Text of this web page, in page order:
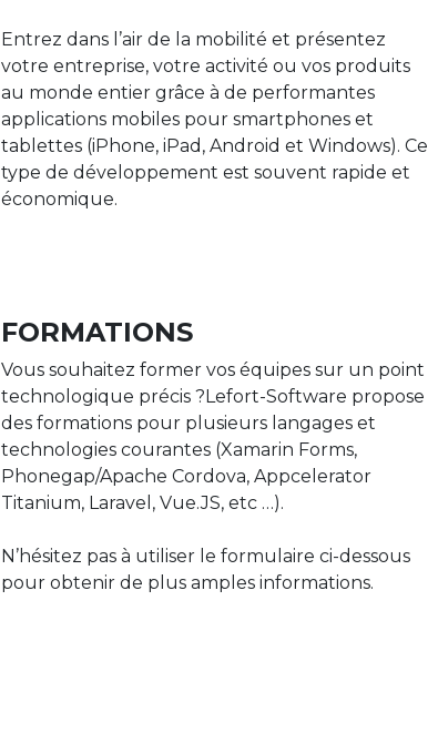
Entrez dans l’air de la mobilité et présentez
votre entreprise, votre activité ou vos produits
au monde entier grâce à de performantes
applications mobiles pour smartphones et
tablettes (iPhone, iPad, Android et Windows). Ce
type de développement est souvent rapide et
économique.
FORMATIONS
Vous souhaitez former vos équipes sur un point
technologique précis ?Lefort-Software propose
des formations pour plusieurs langages et
technologies courantes (Xamarin Forms,
Phonegap/Apache Cordova, Appcelerator
Titanium, Laravel, Vue.JS, etc …).
N’hésitez pas à utiliser le formulaire ci-dessous
pour obtenir de plus amples informations.